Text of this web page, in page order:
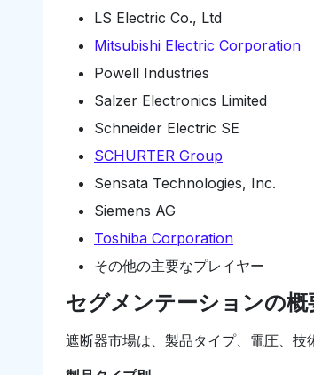
LS Electric Co., Ltd
Mitsubishi Electric Corporation
Powell Industries
Salzer Electronics Limited
Schneider Electric SE
SCHURTER Group
Sensata Technologies, Inc.
Siemens AG
Toshiba Corporation
その他の主要なプレイヤー
セグメンテーションの概
遮断器市場は、製品タイプ、電圧、技